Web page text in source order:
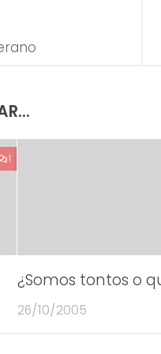
1
¿Somos tontos o
26/10/2005